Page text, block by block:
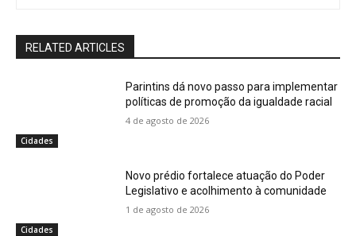
RELATED ARTICLES
Cidades
Parintins dá novo passo para implementar
políticas de promoção da igualdade racial
4 de agosto de 2026
Cidades
Novo prédio fortalece atuação do Poder
Legislativo e acolhimento à comunidade
1 de agosto de 2026